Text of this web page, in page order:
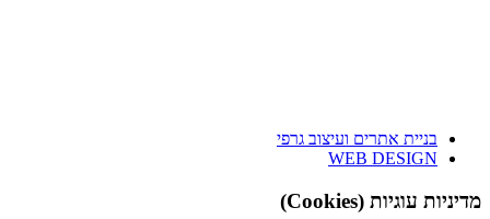
בניית אתרים ועיצוב גרפי
WEB DESIGN
מדיניות עוגיות (Cookies)